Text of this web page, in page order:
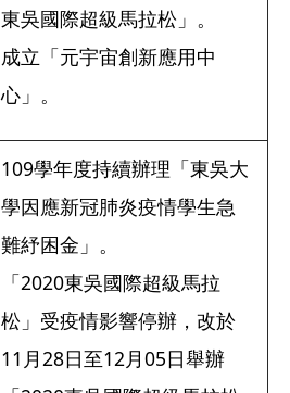
東吳國際超級馬拉松」。
成立「元宇宙創新應用中
心」。
109學年度持續辦理「東吳大
學因應新冠肺炎疫情學生急
難紓困金」。
「2020東吳國際超級馬拉
松」受疫情影響停辦，改於
11月28日至12月05日舉辦